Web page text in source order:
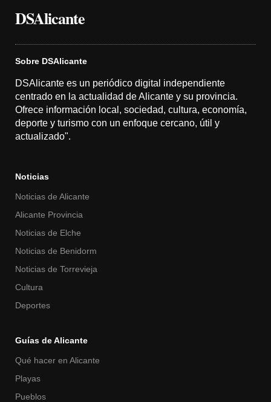
DSAlicante
Sobre DSAlicante
DSAlicante es un periódico digital independiente
centrado en la actualidad de Alicante y su provincia.
Ofrece información local, sociedad, cultura, economía,
deporte y turismo con un enfoque cercano, útil y
actualizado".
Noticias
Noticias de Alicante
Alicante Provincia
Noticias de Elche
Noticias de Benidorm
Noticias de Torrevieja
Cultura
Deportes
Guías de Alicante
Qué hacer en Alicante
Playas
Pueblos